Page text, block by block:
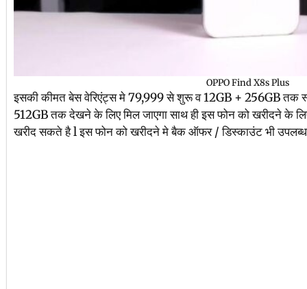
OPPO Find X8s Plus
इसकी कीमत बेस वेरिएंट्स मे 79,999 से शुरू व 12GB + 256GB तक
512GB तक देखने के लिए मिल जाएगा साथ ही इस फोन को खरीदने के
खरीद सकते है l इस फोन को खरीदने मे बैक ऑफर / डिस्काउंट भी उपलब्ध